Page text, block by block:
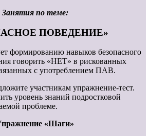
Занятия по теме:
ПОВЕДЕНИЕ»
формированию навыков безопасного
говорить «НЕТ» в рискованных
с употреблением ПАВ.
участникам упражнение-тест.
уровень знаний подростковой
проблеме.
«Шаги»